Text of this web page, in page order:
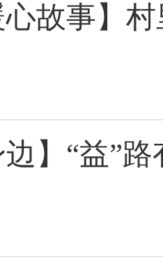
心故事】
边】“益”